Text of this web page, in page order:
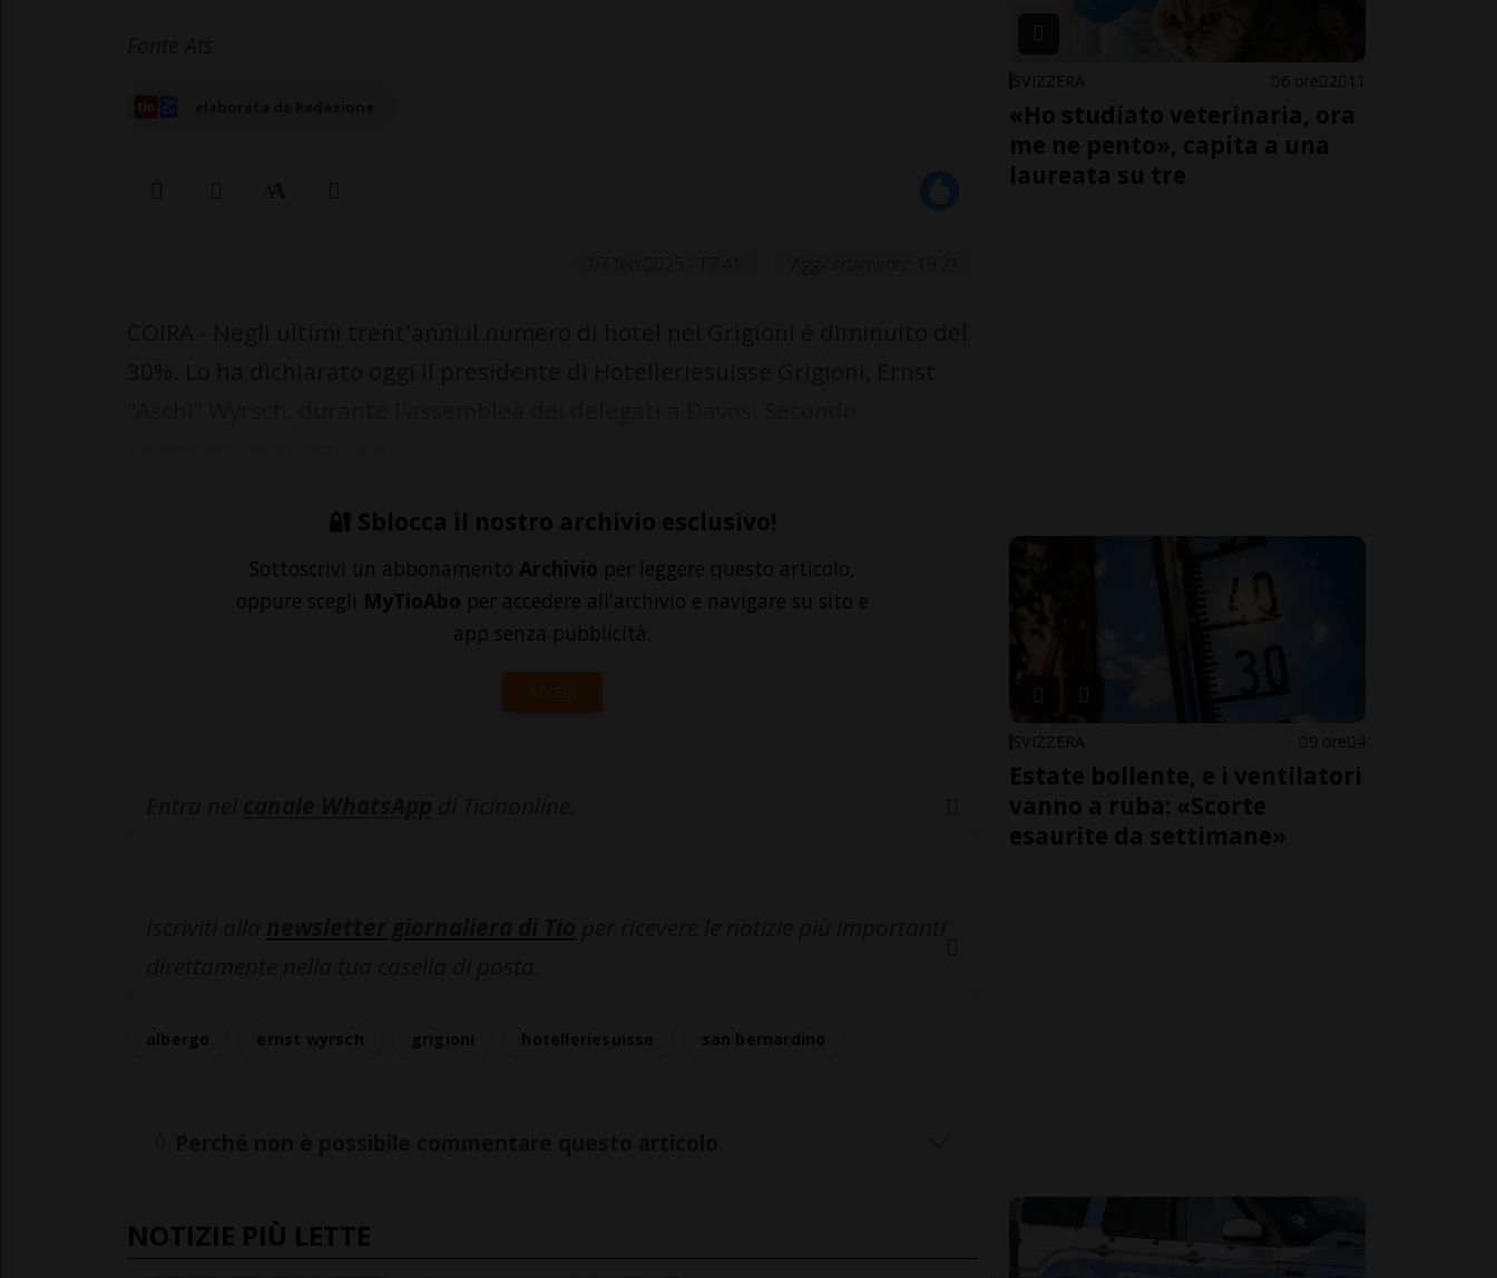
🔐 Sblocca il nostro archivio esclusivo!
Sottoscrivi un abbonamento Archivio per leggere questo articolo,
oppure scegli MyTioAbo per accedere all'archivio e navigare su sito e
app senza pubblicità.
ACCEDI
NOTIZIE PIÙ LETTE
SVIZZERA 6 ore 2 11
«Ho studiato veterinaria, ora
me ne pento», capita a una
laureata su tre
SVIZZERA 9 ore 4
Estate bollente, e i ventilatori
vanno a ruba: «Scorte
esaurite da settimane»